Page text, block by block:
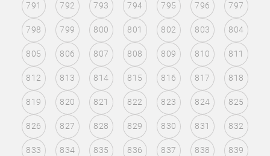
791 792 793 794 795 796 797
798 799 800 801 802 803 804
805 806 807 808 809 810 811
812 813 814 815 816 817 818
819 820 821 822 823 824 825
826 827 828 829 830 831 832
833 834 835 836 837 838 839